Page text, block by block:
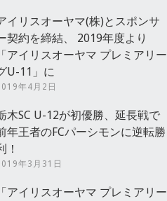
イリスオーヤマ(株)とスポンサ
契約を締結、 2019年度より
アイリスオーヤマ プレミアリー
U-11」に
年4月2日
木SC U-12が初優勝、延長戦で
年王者のFCパーシモンに逆転勝
！
年3月31日
アイリスオーヤマ プレミアリー